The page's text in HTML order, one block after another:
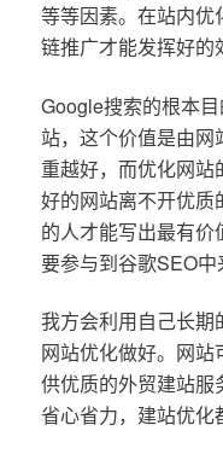
等等因素。在站内
链推广才能发挥好的
Google搜索的根本
站，这个价值是由
重越好，而优化网站
好的网站离不开优质
的人才能写出最有
要参与到谷歌SEO中
我方会利用自己长
网站优化做好。网
供优质的外贸建站服
省心省力，建站优化